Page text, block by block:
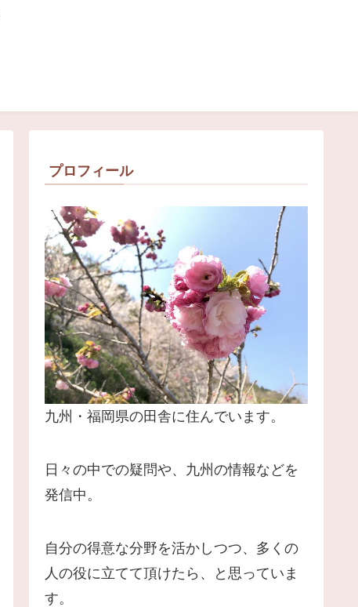
プロフィール
九州・福岡県の田舎に住んでいます。
日々の中での疑問や、九州の情報などを
発信中。
自分の得意な分野を活かしつつ、多くの
人の役に立てて頂けたら、と思っていま
す。